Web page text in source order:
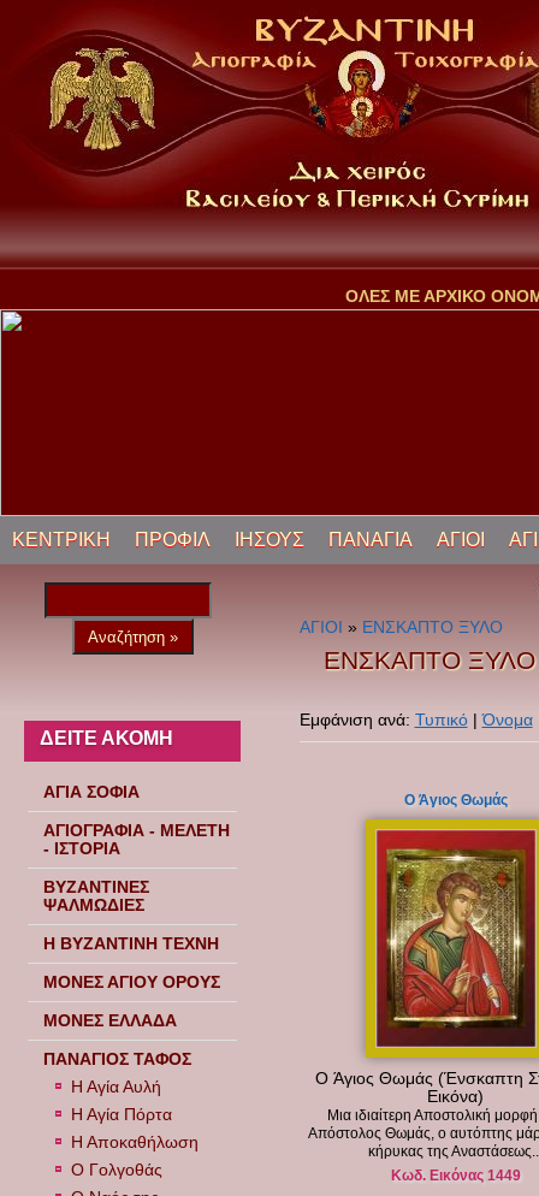
ΟΛΕΣ ΜΕ ΑΡΧΙΚΟ
ΚΕΝΤΡΙΚΗ ΠΡΟΦΙΛ ΙΗΣΟΥΣ ΠΑΝΑΓΙΑ ΑΓΙΟΙ
ΔΕΙΤΕ ΑΚΟΜΗ
ΑΓΙΑ ΣΟΦΙΑ
ΑΓΙΟΓΡΑΦΙΑ - ΜΕΛΕΤΗ
- ΙΣΤΟΡΙΑ
ΒΥΖΑΝΤΙΝΕΣ
ΨΑΛΜΩΔΙΕΣ
Η ΒΥΖΑΝΤΙΝΗ ΤΕΧΝΗ
ΜΟΝΕΣ ΑΓΙΟΥ ΟΡΟΥΣ
ΜΟΝΕΣ ΕΛΛΑΔΑ
ΠΑΝΑΓΙΟΣ ΤΑΦΟΣ
Η Αγία Αυλή
Η Αγία Πόρτα
Η Αποκαθήλωση
Ο Γολγοθάς
ΕΝΣΚΑΠΤΟ ΞΥΛΟ
ΑΓΙΟΙ » ΕΝΣΚΑΠΤΟ ΞΥΛΟ
Εμφάνιση ανά: Τυπικό Όνομα
O Άγιος Θωμάς
O Άγιος Θωμάς (Ένσκαπτη
Εικόνα)
Μια ιδιαίτερη Αποστολική
Απόστολος Θωμάς, ο αυτόπτης
κήρυκας της
Κωδ. Εικόνας 1449